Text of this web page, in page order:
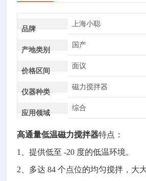
品牌
上海小聪
产地类别
国产
价格区间
面议
仪器种类
磁力搅拌器
应用领域
综合
高通量低温磁力搅拌器特点：
1、提供低至 -20 度的低温环境。
2、多达 84 个点位的均匀搅拌，大